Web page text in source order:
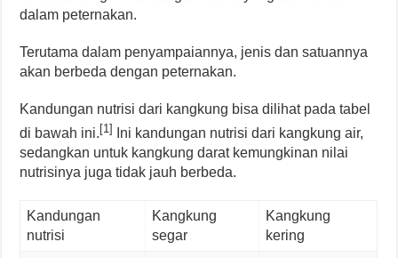
dalam peternakan.
Terutama dalam penyampaiannya, jenis dan satuannya
akan berbeda dengan peternakan.
Kandungan nutrisi dari kangkung bisa dilihat pada tabel
di bawah ini.[1]
Ini kandungan nutrisi dari kangkung air,
sedangkan untuk kangkung darat kemungkinan nilai
nutrisinya juga tidak jauh berbeda.
Kandungan
nutrisi
Kangkung
segar
Kangkung
kering